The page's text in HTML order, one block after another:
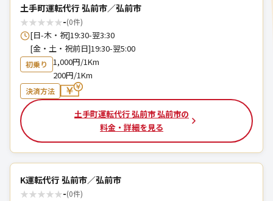
土手町運転代行 弘前市／弘前市
★★★★★-(0件)
[日-木・祝]19:30-翌3:30
[金・土・祝前日]19:30-翌5:00
初乗り
1,000円/1Km
200円/1Km
決済方法
土手町運転代行 弘前市 弘前市の
料金・詳細を見る
K運転代行 弘前市／弘前市
★★★★★-(0件)